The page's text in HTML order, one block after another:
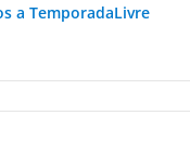
a TemporadaLivre